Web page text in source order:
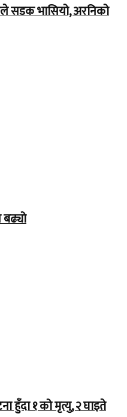
सडक भासियो, अरनिको
हुँदा १ को मृत्यु, २ घाइते